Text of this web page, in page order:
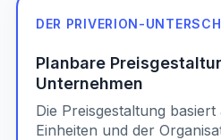
DER PRIVERION-
Planbare
Unternehmen
Die Preisgestaltung
Einheiten und der